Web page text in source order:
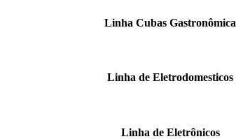
Linha Cubas Gastronômica
Linha de Eletrodomesticos
Linha de Eletrônicos